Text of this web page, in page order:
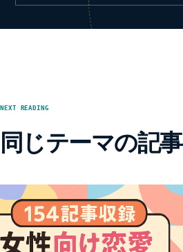
NEXT READING
同じテーマの記事